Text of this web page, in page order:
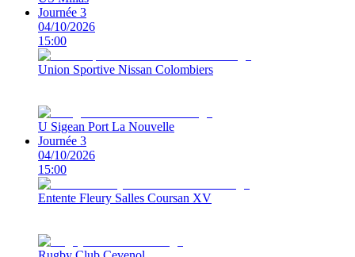
Journée 3
04/10/2026
15:00
Union Sportive Nissan Colombiers
U Sigean Port La Nouvelle
Journée 3
04/10/2026
15:00
Entente Fleury Salles Coursan XV